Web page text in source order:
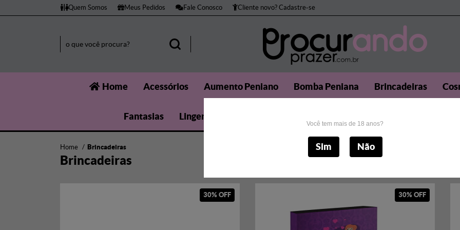
Quem Somos Meus Pedidos Fale Conosco Cliente novo? Cadastre-se
Home Acessórios Aumento Peniano Bomba Peniana Brincadeiras
Fantasias Lingerie
Home Brincadeiras
Brincadeiras
30% OFF 30% OFF
Você tem mais de 18 anos?
Sim Não